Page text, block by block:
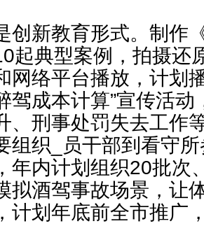
创新教育形式。制作
起典型案例，拍摄还
网络平台播放，计划
驾成本计算”宣传活
、刑事处罚失去工作
组织_员干部到看守
年内计划组织20批次
拟酒驾事故场景，让
计划年底前全市推广